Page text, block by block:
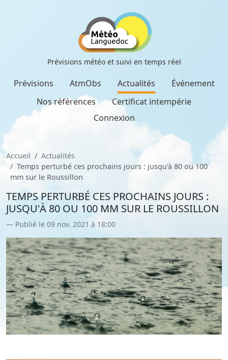
Prévisions météo et suivi en temps réel
Prévisions AtmObs Actualités
Événement
Nos références
Certificat intempérie
Connexion
Accueil
Actualités
Temps perturbé ces prochains jours : jusqu'à 80 ou 100
mm sur le Roussillon
TEMPS PERTURBÉ CES PROCHAINS JOURS :
JUSQU'À 80 OU 100 MM SUR LE ROUSSILLON
Publié le 09 nov. 2021 à 18:00